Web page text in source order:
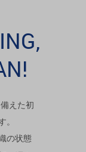
えた初
の状態